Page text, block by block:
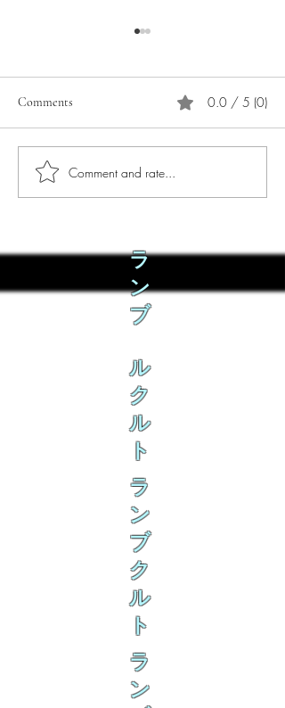
Phò Sapa Food Review [And
the time I spent there.]
Comments 0.0 / 5 (0)
Comment and rate...
ラ
ン
ブ
ル
ク
ル
ト
ラ
ン
ブ
ク
ル
ト
ラ
ン